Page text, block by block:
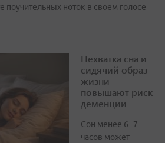
поучительных ноток в своем голосе
Нехватка сна и
сидячий образ
жизни
повышают риск
деменции
Сон менее 6–7
часов может